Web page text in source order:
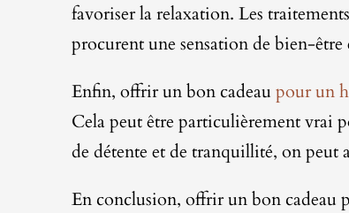
favoriser la relaxation. Les
procurent une sensation de bien-être
Enfin, offrir un bon cadeau pour un
Cela peut être particulièrement vrai
de détente et de tranquillité, on peut
En conclusion, offrir un bon cadeau